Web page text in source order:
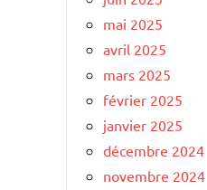
mai 2025
avril 2025
mars 2025
février 2025
janvier 2025
décembre 2024
novembre 2024